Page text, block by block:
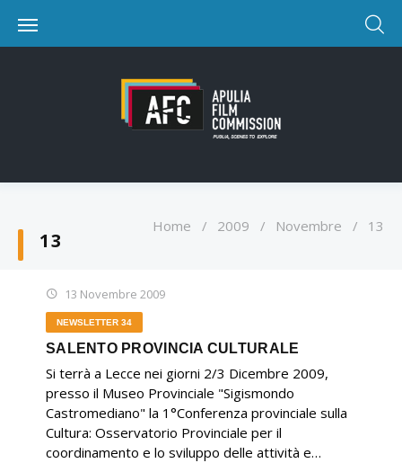
13
Home / 2009 / Novembre / 13
13 Novembre 2009
NEWSLETTER 34
SALENTO PROVINCIA CULTURALE
Si terrà a Lecce nei giorni 2/3 Dicembre 2009,
presso il Museo Provinciale "Sigismondo
Castromediano" la 1°Conferenza provinciale sulla
Cultura: Osservatorio Provinciale per il
coordinamento e lo sviluppo delle attività e…